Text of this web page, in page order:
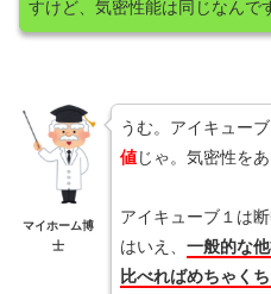
すけど、気密性能は同じなんで
マイホーム博
士
うむ。アイキュー
値じゃ。気密性を
アイキューブ１は
はいえ、 一般的な
比べればめちゃく